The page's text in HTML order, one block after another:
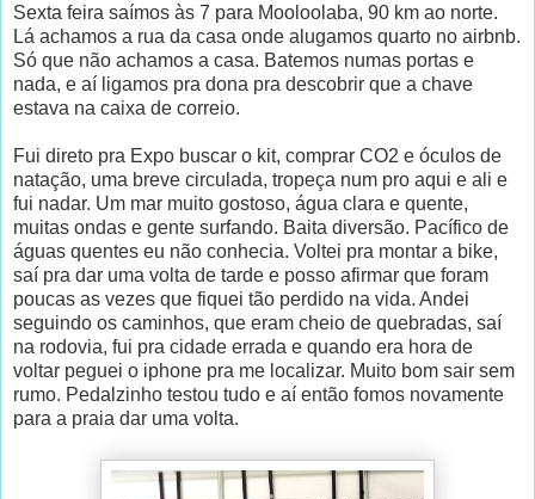
Sexta feira saímos às 7 para Mooloolaba, 90 km ao norte.
Lá achamos a rua da casa onde alugamos quarto no airbnb.
Só que não achamos a casa. Batemos numas portas e
nada, e aí ligamos pra dona pra descobrir que a chave
estava na caixa de correio.
Fui direto pra Expo buscar o kit, comprar CO2 e óculos de
natação, uma breve circulada, tropeça num pro aqui e ali e
fui nadar. Um mar muito gostoso, água clara e quente,
muitas ondas e gente surfando. Baita diversão. Pacífico de
águas quentes eu não conhecia. Voltei pra montar a bike,
saí pra dar uma volta de tarde e posso afirmar que foram
poucas as vezes que fiquei tão perdido na vida. Andei
seguindo os caminhos, que eram cheio de quebradas, saí
na rodovia, fui pra cidade errada e quando era hora de
voltar peguei o iphone pra me localizar. Muito bom sair sem
rumo. Pedalzinho testou tudo e aí então fomos novamente
para a praia dar uma volta.